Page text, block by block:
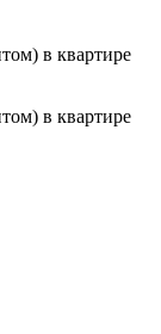
в квартире
в квартире